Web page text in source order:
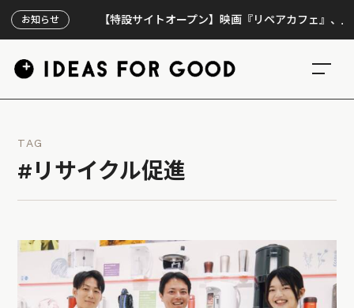
お知らせ【特設サイトオープン】映画『リペアカフェ』、上映300回
TAG
#リサイクル促進